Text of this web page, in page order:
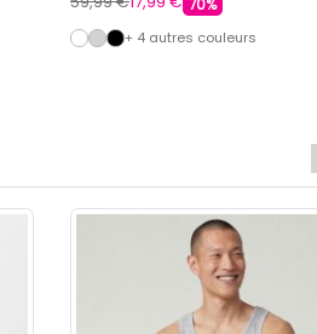
70%
+ 4 autres couleurs